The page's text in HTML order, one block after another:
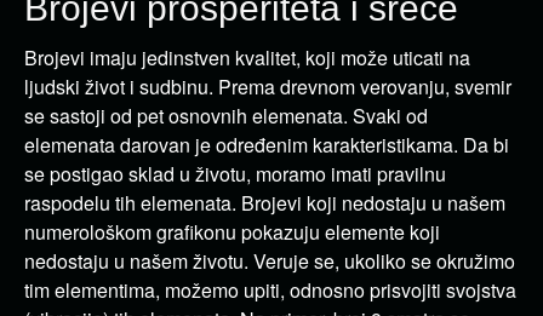
Brojevi imaju jedinstven kvalitet, koji može uticati na
ljudski život i sudbinu. Prema drevnom verovanju, svemir
se sastoji od pet osnovnih elemenata. Svaki od
elemenata darovan je određenim karakteristikama. Da bi
se postigao sklad u životu, moramo imati pravilnu
raspodelu tih elemenata. Brojevi koji nedostaju u našem
numerološkom grafikonu pokazuju elemente koji
nedostaju u našem životu. Veruje se, ukoliko se okružimo
tim elementima, možemo upiti, odnosno prisvojiti svojstva